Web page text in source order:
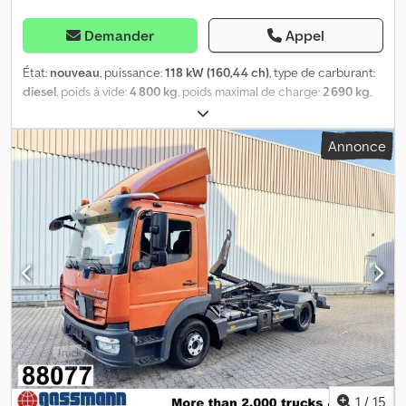
Demander Appel
État: nouveau, puissance:118 kW (160,44 ch), type de carburant:
diesel, poids à vide:4 800 kg, poids maximal de charge:2 690 kg,
, configuration d'essieux:
3 900 mm, freins:frein moteur, couleur:blanc, cabine
conducteur:cabine courte, type d'engrenage:mécanique,
classe d'émission:Euro 6, suspension:acier-air , nombre de sièges:
ABS, blocage de différentiel, cabine,
climatisation, contrôle de traction, direction assistée,
ordinateur de bord, programme électronique de stabilité (ESP),
régulateur de vitesse, système d'antidémarrage, verrouillage
centralisé, Emplacement du véhicule : Bovenden, plaque
d’immatriculation à la maison, 1x siège pneumatique, rétroviseurs
électriques, rétroviseurs chauffants, vitre électrique gauche, vitre
électrique droite, climatisation, régulateur de vitesse, boîte de
vitesses 6 rapports, ABS (système antiblocage), ASR
(antipatinage), régulateur de freinage constant, blocage de
différentiel, suspension mixte à lames et pneumatique, protection
latérale en aluminium, verrouillage transversal hydraulique,
Annonce
1 / 15